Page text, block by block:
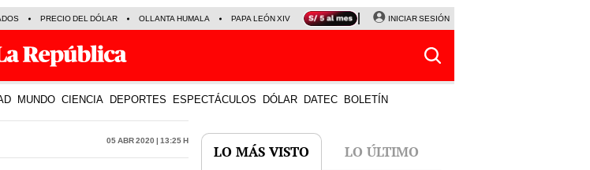
PRECIO DEL DÓLAR OLLANTA HUMALA PAPA LEÓN XIV NALDY SALDAÑA LA BELLA LUZ
INICIAR SESIÓN
MUNDO CIENCIA DEPORTES ESPECTÁCULOS DÓLAR DATEC BOLETÍN
05 Abr 2020 | 13:25 h
LO MÁS VISTO LO ÚLTIMO